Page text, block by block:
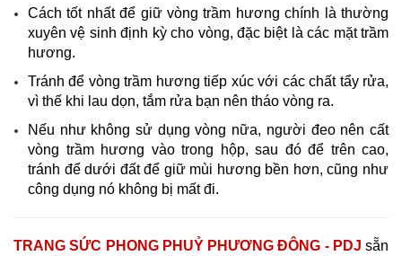
Cách tốt nhất để giữ vòng trầm hương chính là thường
xuyên vệ sinh định kỳ cho vòng, đặc biệt là các mặt trầm
hương.
Tránh để vòng trầm hương tiếp xúc với các chất tẩy rửa,
vì thế khi lau dọn, tắm rửa bạn nên tháo vòng ra.
Nếu như không sử dụng vòng nữa, người đeo nên cất
vòng trầm hương vào trong hộp, sau đó để trên cao,
tránh để dưới đất để giữ mùi hương bền hơn, cũng như
công dụng nó không bị mất đi.
TRANG SỨC PHONG PHUỶ PHƯƠNG ĐÔNG - PDJ sẵn